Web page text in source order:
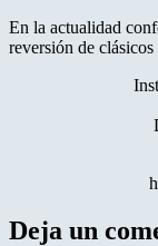
En la actualidad
reversión de
Deja un